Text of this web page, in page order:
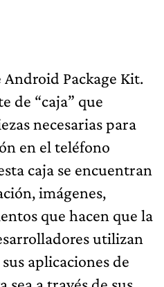
Android Package Kit.
de “caja” que
necesarias para
en el teléfono
caja se encuentran
imágenes,
que hacen que la
utilizan
aplicaciones de